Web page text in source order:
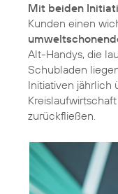
Mit beiden
Kunden einen
Alt-Handys, die
Schubladen
Initiativen jährlich
zurückfließen.